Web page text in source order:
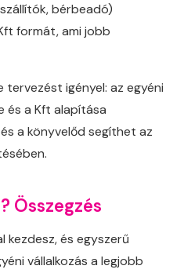
bérbeadó)
formát, ami jobb
igényel: az egyéni
és a Kft alapítása
a könyvelőd segíthet az
Összegzés
kezdesz, és egyszerű
vállalkozás a legjobb